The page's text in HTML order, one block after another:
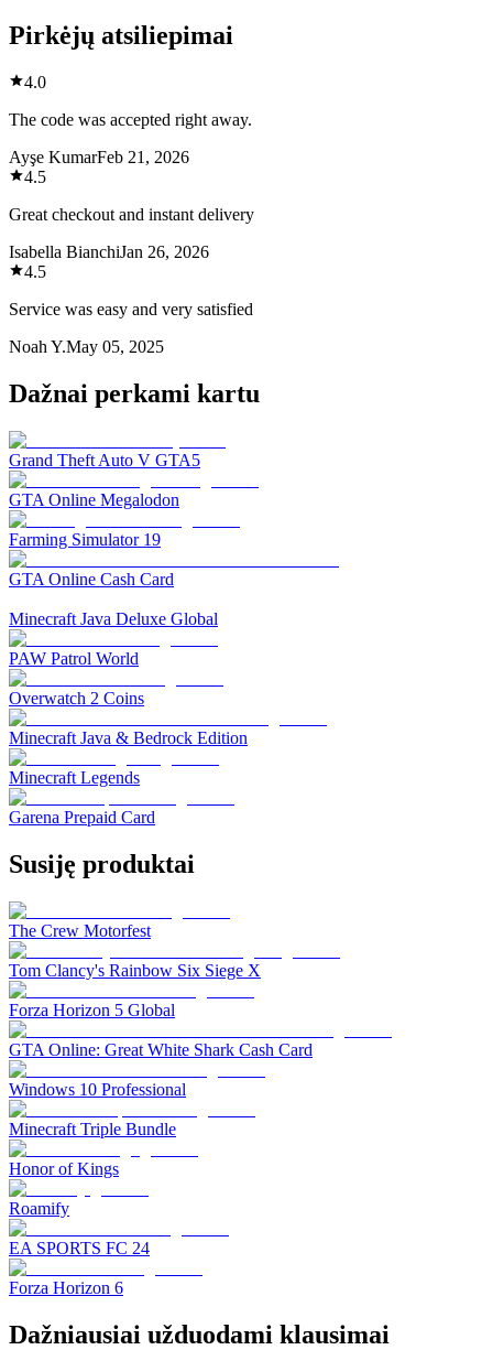
Pirkėjų atsiliepimai
4.0
The code was accepted right away.
Ayşe KumarFeb 21, 2026
4.5
Great checkout and instant delivery
Isabella BianchiJan 26, 2026
4.5
Service was easy and very satisfied
Noah Y.May 05, 2025
Dažnai perkami kartu
Grand Theft Auto V GTA5
GTA Online Megalodon
Farming Simulator 19
GTA Online Cash Card
Minecraft Java Deluxe Global
PAW Patrol World
Overwatch 2 Coins
Minecraft Java & Bedrock Edition
Minecraft Legends
Garena Prepaid Card
Susiję produktai
The Crew Motorfest
Tom Clancy's Rainbow Six Siege X
Forza Horizon 5 Global
GTA Online: Great White Shark Cash Card
Windows 10 Professional
Minecraft Triple Bundle
Honor of Kings
Roamify
EA SPORTS FC 24
Forza Horizon 6
Dažniausiai užduodami klausimai